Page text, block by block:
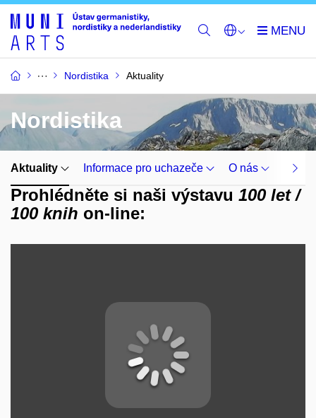
Nordistika Aktuality
Nordistika
Aktuality Informace pro uchazeče O nás Lidé
Prohlédněte si naši výstavu 100 let /
100 knih on-line: